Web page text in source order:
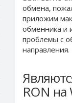
обмена,
приложим
обменника и
проблемы c
направления.
RON на